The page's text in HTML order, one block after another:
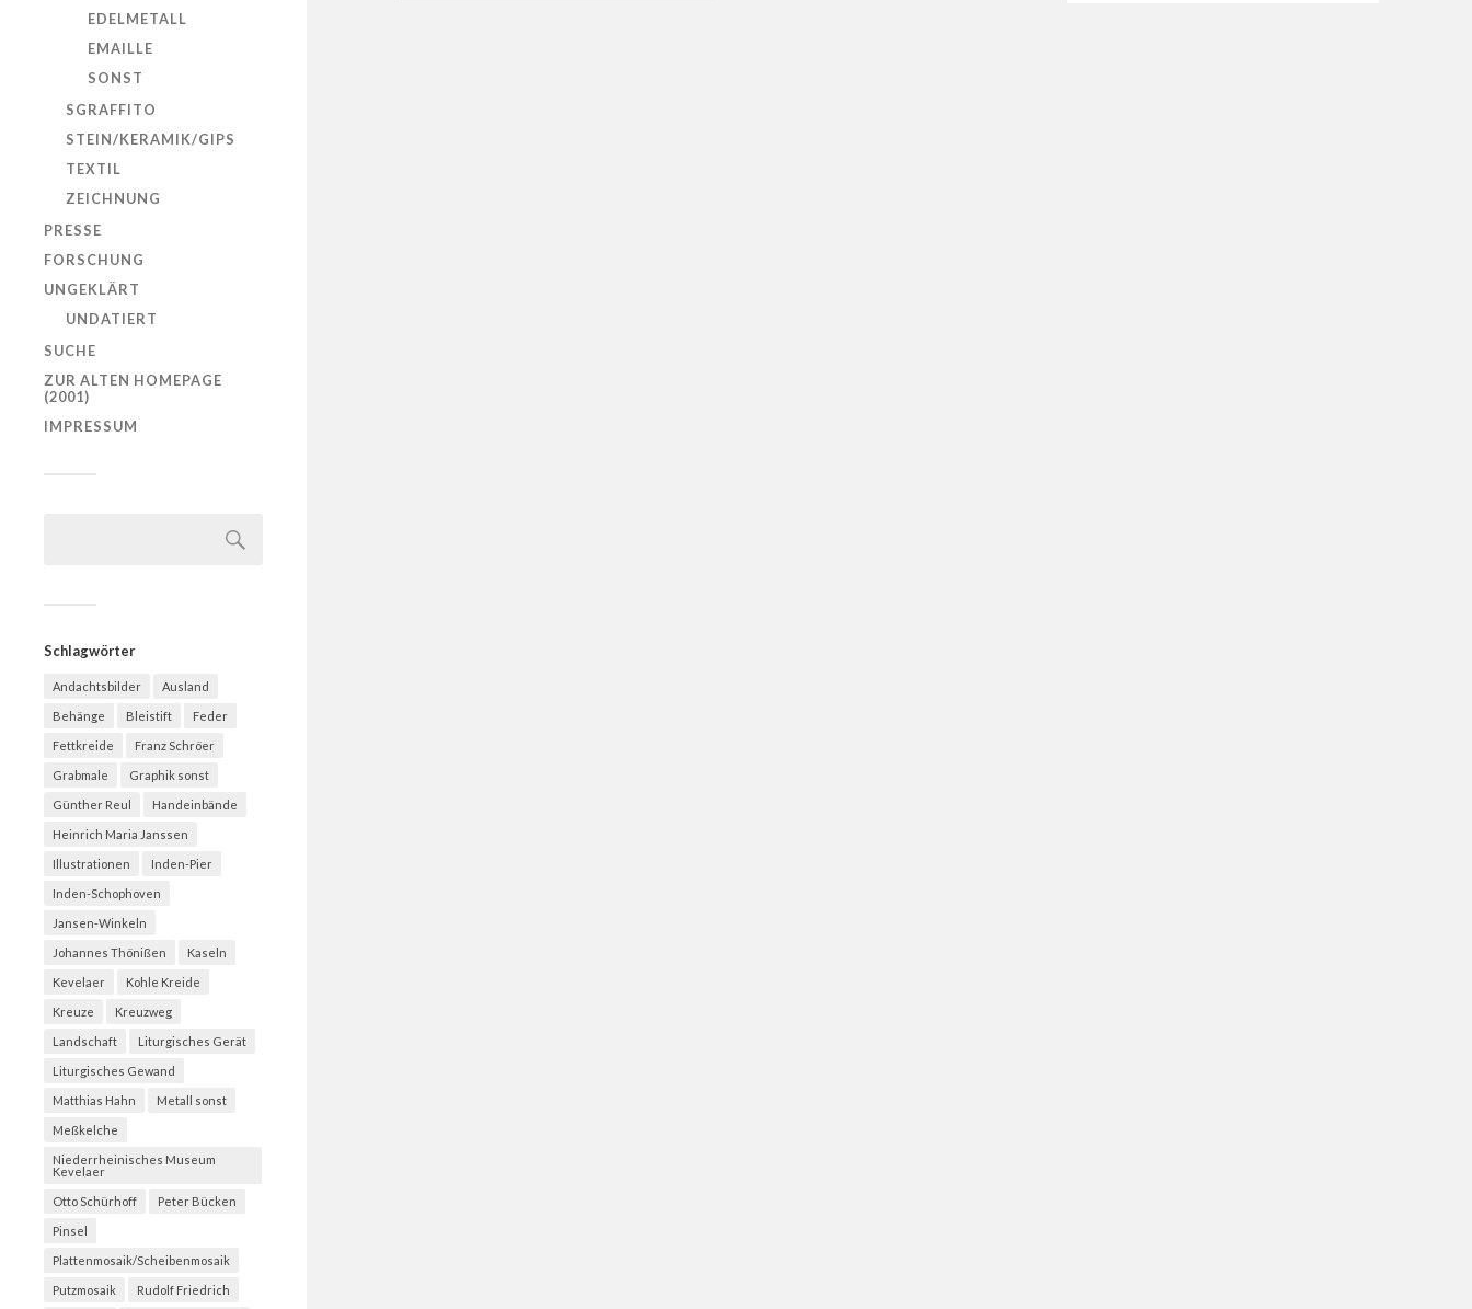
EDELMETALL
EMAILLE
SONST
SGRAFFITO
STEIN/KERAMIK/GIPS
TEXTIL
ZEICHNUNG
PRESSE
FORSCHUNG
UNGEKLÄRT
UNDATIERT
SUCHE
ZUR ALTEN HOMEPAGE
(2001)
IMPRESSUM
Schlagwörter
Andachtsbilder Ausland
Behänge Bleistift Feder
Fettkreide Franz Schröer
Grabmale Graphik sonst
Günther Reul Handeinbände
Heinrich Maria Janssen
Illustrationen Inden-Pier
Inden-Schophoven
Jansen-Winkeln
Johannes Thönißen Kaseln
Kevelaer Kohle Kreide
Kreuze Kreuzweg
Landschaft Liturgisches Gerät
Liturgisches Gewand
Matthias Hahn Metall sonst
Meßkelche
Niederrheinisches Museum
Kevelaer
Otto Schürhoff Peter Bücken
Pinsel
Plattenmosaik/Scheibenmosaik
Putzmosaik Rudolf Friedrich